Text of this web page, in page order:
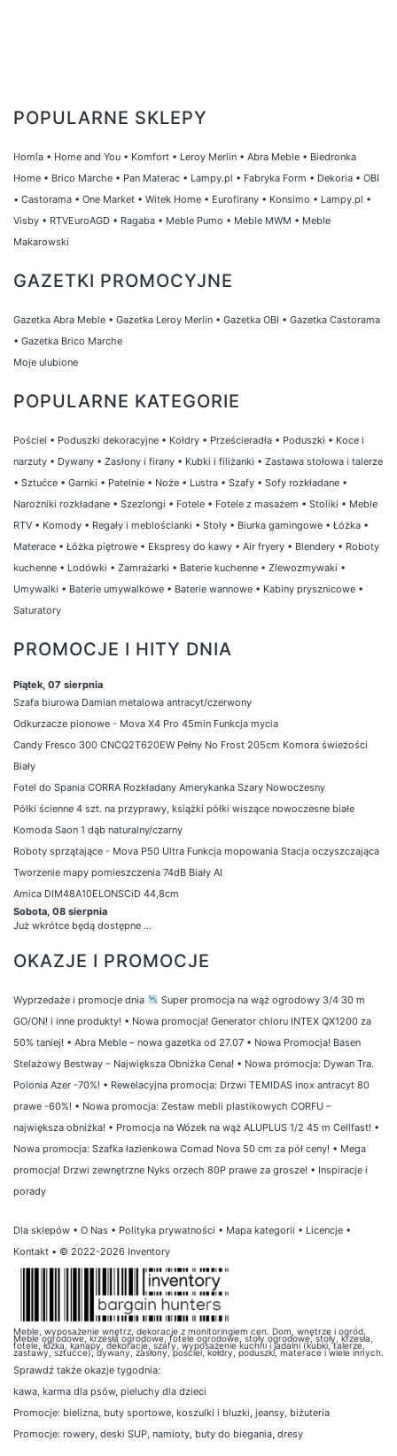
POPULARNE SKLEPY
Homla • Home and You • Komfort • Leroy Merlin • Abra Meble • Biedronka
Home • Brico Marche • Pan Materac • Lampy.pl • Fabryka Form • Dekoria • OBI
• Castorama • One Market • Witek Home • Eurofirany • Konsimo • Lampy.pl •
Visby • RTVEuroAGD • Ragaba • Meble Pumo • Meble MWM • Meble
Makarowski
GAZETKI PROMOCYJNE
Gazetka Abra Meble • Gazetka Leroy Merlin • Gazetka OBI • Gazetka Castorama
• Gazetka Brico Marche
Moje ulubione
POPULARNE KATEGORIE
Pościel • Poduszki dekoracyjne • Kołdry • Prześcieradła • Poduszki • Koce i
narzuty • Dywany • Zasłony i firany • Kubki i filiżanki • Zastawa stołowa i talerze
• Sztućce • Garnki • Patelnie • Noże • Lustra • Szafy • Sofy rozkładane •
Narożniki rozkładane • Szezlongi • Fotele • Fotele z masażem • Stoliki • Meble
RTV • Komody • Regały i meblościanki • Stoły • Biurka gamingowe • Łóżka •
Materace • Łóżka piętrowe • Ekspresy do kawy • Air fryery • Blendery • Roboty
kuchenne • Lodówki • Zamrażarki • Baterie kuchenne • Zlewozmywaki •
Umywalki • Baterie umywalkowe • Baterie wannowe • Kabiny prysznicowe •
Saturatory
PROMOCJE I HITY DNIA
Piątek, 07 sierpnia
Szafa biurowa Damian metalowa antracyt/czerwony
Odkurzacze pionowe - Mova X4 Pro 45min Funkcja mycia
Candy Fresco 300 CNCQ2T620EW Pełny No Frost 205cm Komora świeżości
Biały
Fotel do Spania CORRA Rozkładany Amerykanka Szary Nowoczesny
Półki ścienne 4 szt. na przyprawy, książki półki wiszące nowoczesne białe
Komoda Saon 1 dąb naturalny/czarny
Roboty sprzątające - Mova P50 Ultra Funkcja mopowania Stacja oczyszczająca
Tworzenie mapy pomieszczenia 74dB Biały AI
Amica DIM48A10ELONSCiD 44,8cm
Sobota, 08 sierpnia
Już wkrótce będą dostępne ...
OKAZJE I PROMOCJE
Wyprzedaże i promocje dnia
Super promocja na wąż ogrodowy 3/4 30 m
GO/ON! i inne produkty! • Nowa promocja! Generator chloru INTEX QX1200 za
50% taniej! • Abra Meble – nowa gazetka od 27.07 • Nowa Promocja! Basen
Stelażowy Bestway – Największa Obniżka Cena! • Nowa promocja: Dywan Tra.
Polonia Azer -70%! • Rewelacyjna promocja: Drzwi TEMIDAS inox antracyt 80
prawe -60%! • Nowa promocja: Zestaw mebli plastikowych CORFU –
największa obniżka! • Promocja na Wózek na wąż ALUPLUS 1/2 45 m Cellfast! •
Nowa promocja: Szafka łazienkowa Comad Nova 50 cm za pół ceny! • Mega
promocja! Drzwi zewnętrzne Nyks orzech 80P prawe za grosze! • Inspiracje i
porady
Dla sklepów • O Nas • Polityka prywatności • Mapa kategorii • Licencje •
Kontakt • © 2022-2026 Inventory
Meble, wyposażenie wnętrz, dekoracje z monitoringiem cen. Dom, wnętrze i ogród.
Meble ogrodowe, krzesła ogrodowe, fotele ogrodowe, stoły ogrodowe, stoły, krzesła,
fotele, łóżka, kanapy, dekoracje, szafy, wyposażenie kuchni i jadalni (kubki, talerze,
zastawy, sztućce), dywany, zasłony, pościel, kołdry, poduszki, materace i wiele innych.
Sprawdź także okazje tygodnia:
kawa, karma dla psów, pieluchy dla dzieci
Promocje: bielizna, buty sportowe, koszulki i bluzki, jeansy, biżuteria
Promocje: rowery, deski SUP, namioty, buty do biegania, dresy